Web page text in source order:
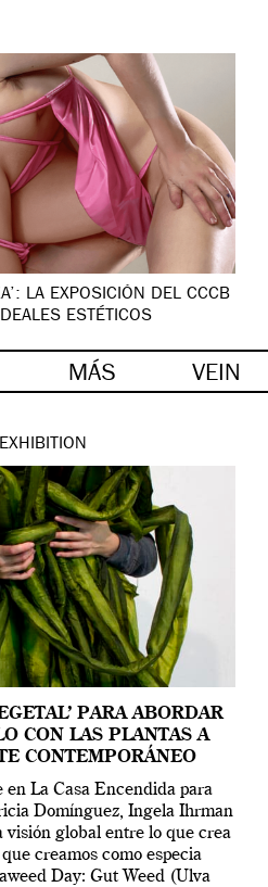
LA EXPOSICIÓN DEL CCCB
ESTÉTICOS
MÁS VEIN
EXHIBITION
PARA ABORDAR
CON LAS PLANTAS A
CONTEMPORÁNEO
La Casa Encendida para
Domínguez, Ingela Ihrman
global entre lo que crea
creamos como especia
Day: Gut Weed (Ulva